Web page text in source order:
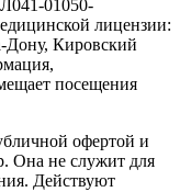
01050-
лицензии:
Дону, Кировский
посещения
офертой и
Она не служит для
Действуют